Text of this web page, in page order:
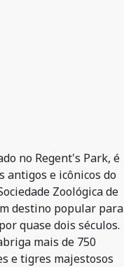
no Regent's Park, é
antigos e icônicos do
Zoológica de
destino popular para
quase dois séculos.
mais de 750
e tigres majestosos